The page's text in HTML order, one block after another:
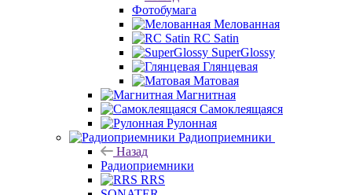
Фотобумага
Мелованная
RC Satin
SuperGlossy
Глянцевая
Матовая
Магнитная
Самоклеящаяся
Рулонная
Радиоприемники
Назад
Радиоприемники
RRS